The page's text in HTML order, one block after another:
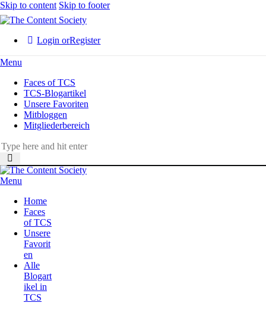
Skip to content Skip to footer
Login orRegister
Menu
Faces of TCS
TCS-Blogartikel
Unsere Favoriten
Mitbloggen
Mitgliederbereich
Menu
Home
Faces
of TCS
Unsere
Favorit
en
Alle
Blogart
ikel in
TCS